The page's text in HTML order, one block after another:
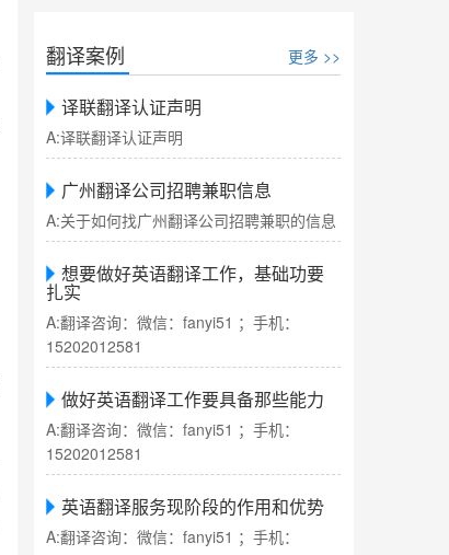
翻译案例 更多 >>
译联翻译认证声明
A:译联翻译认证声明
广州翻译公司招聘兼职信息
A:关于如何找广州翻译公司招聘兼职的信息
想要做好英语翻译工作，基础功要
扎实
A:翻译咨询：微信：fanyi51 ；手机：
15202012581
做好英语翻译工作要具备那些能力
A:翻译咨询：微信：fanyi51 ；手机：
15202012581
英语翻译服务现阶段的作用和优势
A:翻译咨询：微信：fanyi51 ；手机：